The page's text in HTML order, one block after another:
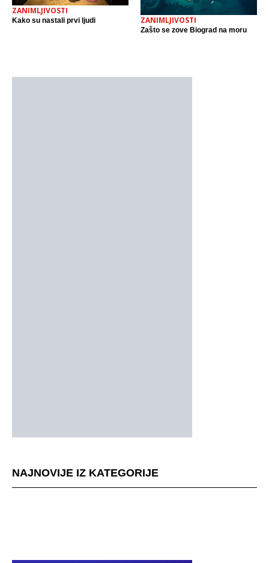
ZANIMLJIVOSTI
Kako su nastali prvi ljudi ZANIMLJIVOSTI
Zašto se zove Biograd na moru
NAJNOVIJE IZ KATEGORIJE